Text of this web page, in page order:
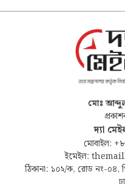
মোঃ
দ্যা
মোবাইল:
ইমেইল:
ঠিকানা: ১০২/ক, রোড নং-০৪,